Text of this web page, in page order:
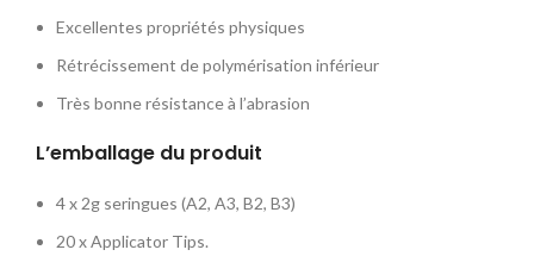
Excellentes propriétés physiques
Rétrécissement de polymérisation inférieur
Très bonne résistance à l’abrasion
L’emballage du produit
4 x 2g seringues (A2, A3, B2, B3)
20 x Applicator Tips.